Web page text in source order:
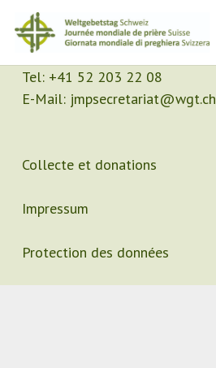
Contact
Secrétariat
Tel: +41 52 203 22 08
E-Mail: jmpsecretariat@wgt.ch
Collecte et donations
Impressum
Protection des données